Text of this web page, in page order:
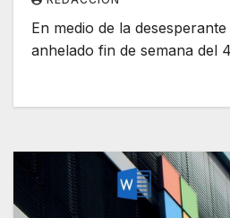
En medio de la
anhelado fin de semana del